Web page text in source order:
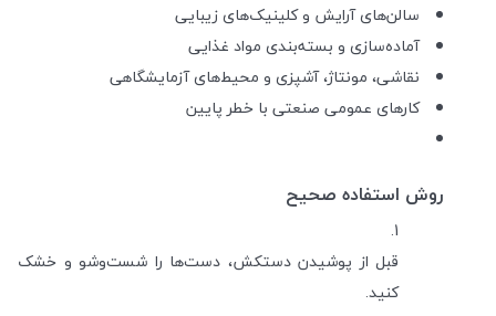
سالن‌های آرایش و کلینیک‌های زیبایی
آماده‌سازی و بسته‌بندی مواد غذایی
نقاشی، مونتاژ، آشپزی و محیط‌های آزمایشگاهی
کارهای عمومی صنعتی با خطر پایین
روش استفاده صحیح
قبل از پوشیدن دستکش، دست‌ها را شست‌وشو و خشک
کنید.